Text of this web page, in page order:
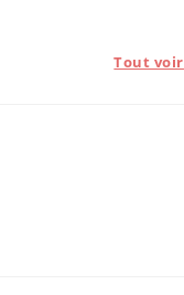
Tout voir